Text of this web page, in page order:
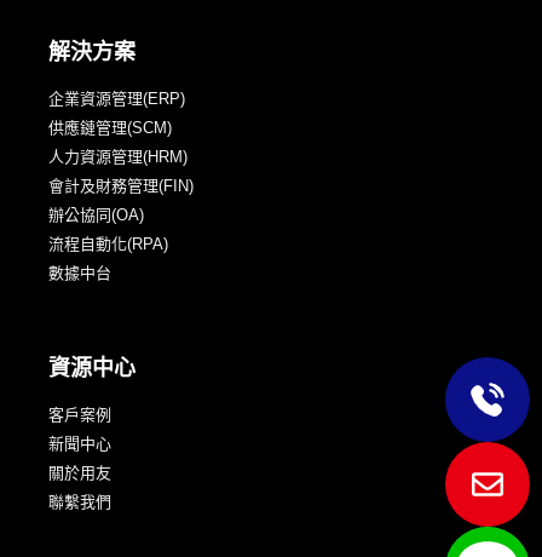
解決方案
企業資源管理(ERP)
供應鏈管理(SCM)
人力資源管理(HRM)
會計及財務管理(FIN)
辦公協同(OA)
流程自動化(RPA)
數據中台
資源中心
客戶案例
新聞中心
關於用友
聯繫我們